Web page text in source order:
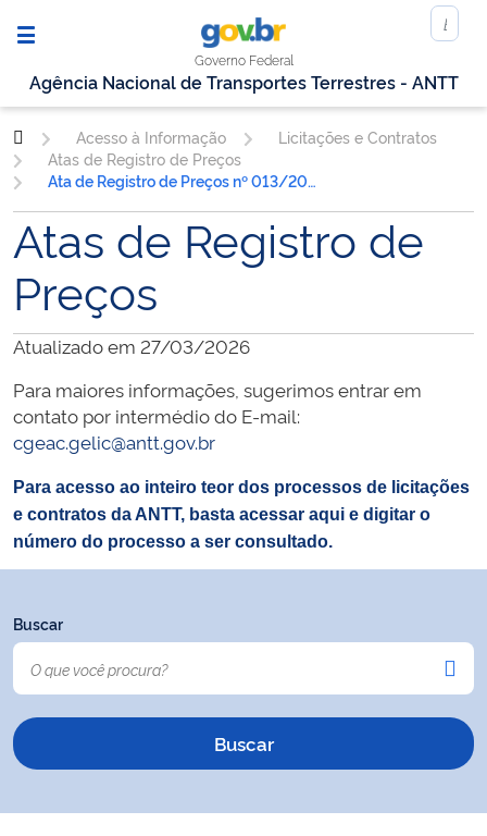
Governo Federal
Agência Nacional de Transportes Terrestres - ANTT
Acesso à Informação
Licitações e Contratos
Atas de Registro de Preços
Ata de Registro de Preços nº 013/2019
Atas de Registro de
Preços
Atualizado em 27/03/2026
Para maiores informações, sugerimos entrar em
contato por intermédio do E-mail:
cgeac.gelic@antt.gov.br
Para acesso ao inteiro teor dos processos de licitações
e contratos da ANTT, basta acessar aqui e digitar o
número do processo a ser consultado.
Buscar